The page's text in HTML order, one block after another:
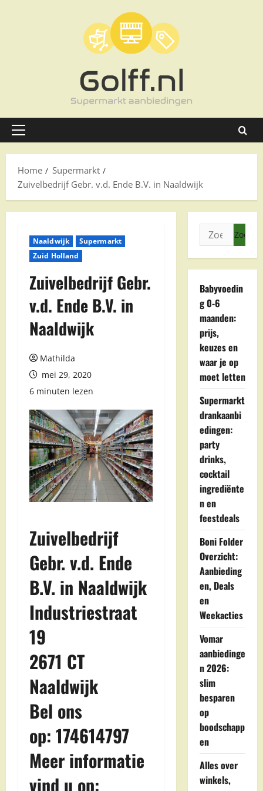
Primair
Home
Supermarkt
Zuivelbedrijf Gebr. v.d. Ende B.V. in Naaldwijk
Naaldwijk
Supermarkt
Zuid Holland
Zuivelbedrijf Gebr.
v.d. Ende B.V. in
Naaldwijk
Mathilda
mei 29, 2020
6 minuten lezen
Zuivelbedrijf
Gebr. v.d. Ende
B.V. in Naaldwijk
Industriestraat
19
2671 CT
Naaldwijk
Bel ons
op: 174614797
Meer informatie
vind u op:
Zoeken
naar:
Babyvoedin
g 0-6
maanden:
prijs,
keuzes en
waar je op
moet letten
Supermarkt
drankaanbi
edingen:
party
drinks,
cocktail
ingrediënte
n en
feestdeals
Boni Folder
Overzicht:
Aanbieding
en, Deals
en
Weekacties
Vomar
aanbiedinge
n 2026:
slim
besparen
op
boodschapp
en
Alles over
winkels,